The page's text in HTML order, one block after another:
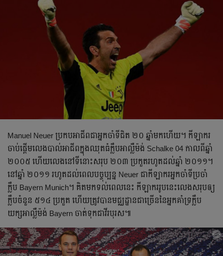
Manuel Neuer ប្រកប​អាជីព​ជា​អ្នក​ចាំ​ទី​ជិត​ ២០ ឆ្នាំ​មក​ហើយ។ កីឡាករ​
ចាប់​ផ្ដើម​លេង​បាល់​អាជីព​ក្នុង​ឈុត​ធំ​ក្លឹប​អាល្លឺម៉ង់ Schalke 04 កាល​ពី​ឆ្នាំ
២០០៥ ហើយ​លេង​នៅ​ទី​នោះ​សរុប​ ២០៣ ប្រកួត​រហូត​ដល់​ឆ្នាំ ២០១១។
នៅ​ឆ្នាំ ២០១១ រហូត​ដល់​ពេល​បច្ចុប្បន្ន Neuer ជា​កីឡាករ​អ្នក​ចាំ​ទី​ប្រចាំ​
ក្លឹប Bayern Munich។ គិត​មក​ទល់​ពេល​នេះ កីឡាករ​រូប​នេះ​លេង​សរុប​ឲ្យ​
ក្លឹប​ចំនួន ៥១៤ ប្រកួត ហើយ​ត្រូវ​បាន​មជ្ឈដ្ឋាន​ជា​ច្រើន​នៃ​អ្នក​គាំទ្រ​ក្លឹប​
យក្ស​អាល្លឺម៉ង់ Bayern ចាត់​ទុក​ជា​វីរបុរស៕